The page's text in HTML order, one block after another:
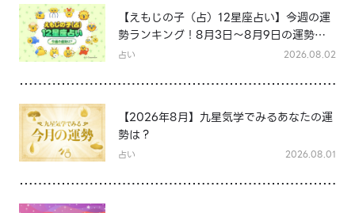
相談事例
占いの流れ
よくある質問
えもじの子（占）12星座占い
お知らせ
【えもじの子（占）12星座占い】今週の運
勢ランキング！8月3日～8月9日の運勢
は？
占い 2026.08.02
【2026年8月】九星気学でみるあなたの運
勢は？
占い 2026.08.01